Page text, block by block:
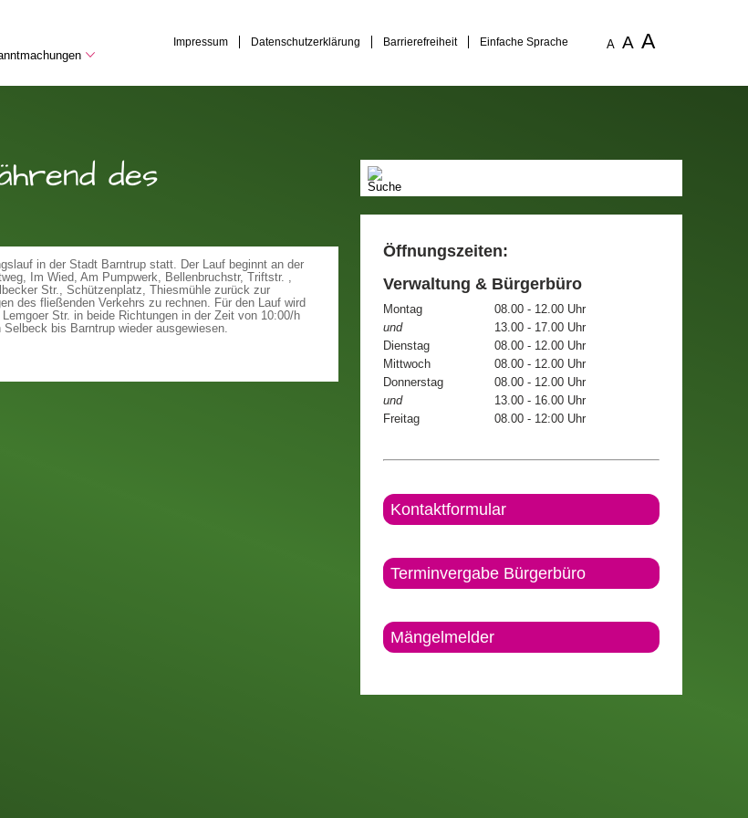
Impressum Datenschutzerklärung Barrierefreiheit Einfache Sprache A A A
des
in der Stadt Barntrup statt. Der Lauf beginnt an der
Im Wied, Am Pumpwerk, Bellenbruchstr, Triftstr. ,
Str., Schützenplatz, Thiesmühle zurück zur
des fließenden Verkehrs zu rechnen. Für den Lauf wird
Str. in beide Richtungen in der Zeit von 10:00/h
bis Barntrup wieder ausgewiesen.
Öffnungszeiten:
Verwaltung & Bürgerbüro
Montag
08.00 - 12.00 Uhr
und
13.00 - 17.00 Uhr
Dienstag
08.00 - 12.00 Uhr
Mittwoch
08.00 - 12.00 Uhr
Donnerstag
08.00 - 12.00 Uhr
und
13.00 - 16.00 Uhr
Freitag
08.00 - 12:00 Uhr
Kontaktformular
Terminvergabe Bürgerbüro
Mängelmelder